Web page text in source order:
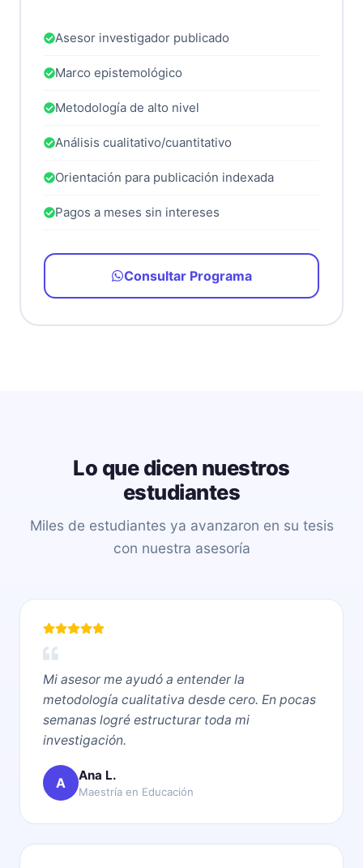
Asesor investigador publicado
Marco epistemológico
Metodología de alto nivel
Análisis cualitativo/cuantitativo
Orientación para publicación indexada
Pagos a meses sin intereses
Consultar Programa
Lo que dicen nuestros
estudiantes
Miles de estudiantes ya avanzaron en su tesis
con nuestra asesoría
Mi asesor me ayudó a entender la
metodología cualitativa desde cero. En pocas
semanas logré estructurar toda mi
investigación.
A Ana L.
Maestría en Educación